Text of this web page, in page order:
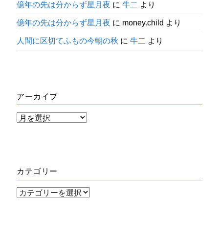
億年の先は分からず星月夜 に牛二 より
億年の先は分からず星月夜 に money.child より
人間に区切てふもの今朝の秋 に牛二 より
アーカイブ
ア
ブ
カテゴリー
カ